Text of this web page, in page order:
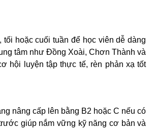
hoặc cuối tuần để học viên dễ dàng
tâm như Đồng Xoài, Chơn Thành và
hội luyện tập thực tế, rèn phản xạ tốt
nâng cấp lên bằng B2 hoặc C nếu có
giúp nắm vững kỹ năng cơ bản và